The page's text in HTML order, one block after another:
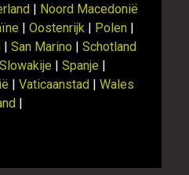
| Noord Macedonië
| Oostenrijk | Polen |
| San Marino | Schotland
Slowakije | Spanje |
| Vaticaanstad | Wales
|